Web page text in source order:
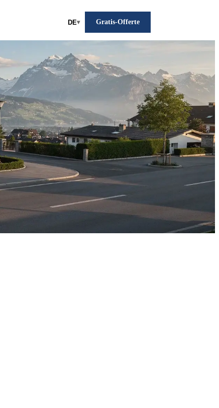
DE▾ Gratis-Offerte